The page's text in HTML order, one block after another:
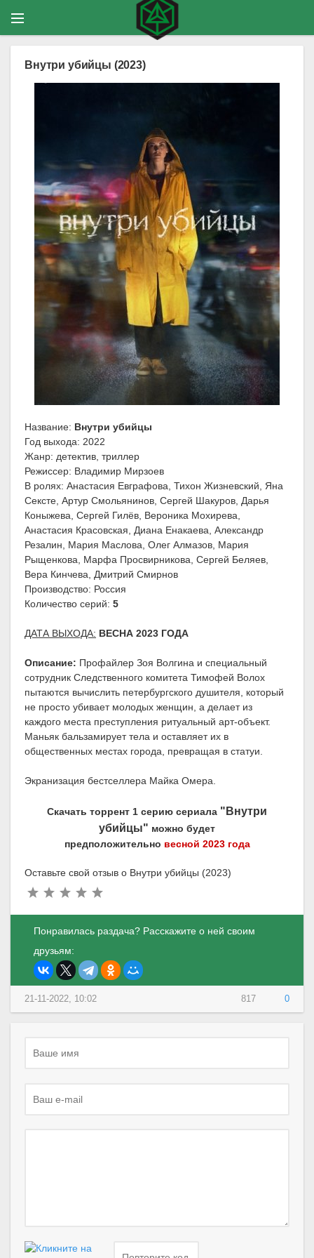
Внутри убийцы (2023)
Название: Внутри убийцы
Год выхода: 2022
Жанр: детектив, триллер
Режиссер: Владимир Мирзоев
В ролях: Анастасия Евграфова, Тихон Жизневский, Яна
Сексте, Артур Смольянинов, Сергей Шакуров, Дарья
Коныжева, Сергей Гилёв, Вероника Мохирева,
Анастасия Красовская, Диана Енакаева, Александр
Резалин, Мария Маслова, Олег Алмазов, Мария
Рыщенкова, Марфа Просвирникова, Сергей Беляев,
Вера Кинчева, Дмитрий Смирнов
Производство: Россия
Количество серий: 5
ДАТА ВЫХОДА: ВЕСНА 2023 ГОДА
Описание: Профайлер Зоя Волгина и специальный
сотрудник Следственного комитета Тимофей Волох
пытаются вычислить петербургского душителя, который
не просто убивает молодых женщин, а делает из
каждого места преступления ритуальный арт-объект.
Маньяк бальзамирует тела и оставляет их в
общественных местах города, превращая в статуи.
Экранизация бестселлера Майка Омера.
Скачать торрент 1 серию сериала "Внутри
убийцы" можно будет
предположительно весной 2023 года
Оставьте свой отзыв о Внутри убийцы (2023)
Понравилась раздача? Расскажите о ней своим
друзьям:
817 0
21-11-2022, 10:02